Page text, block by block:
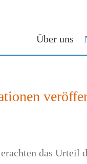
Über uns
das Urteil